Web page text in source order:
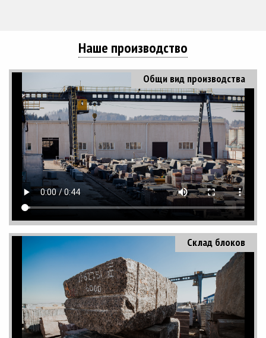
Наше производство
Общи вид производства
Склад блоков